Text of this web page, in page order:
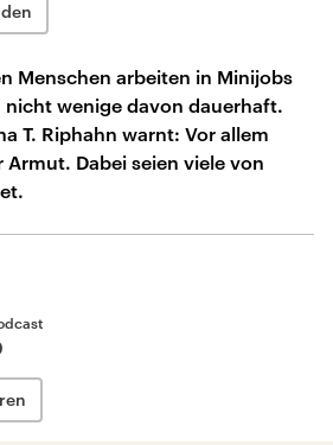
Menschen arbeiten in Minijobs
nicht wenige davon dauerhaft.
T. Riphahn warnt: Vor allem
Armut. Dabei seien viele von